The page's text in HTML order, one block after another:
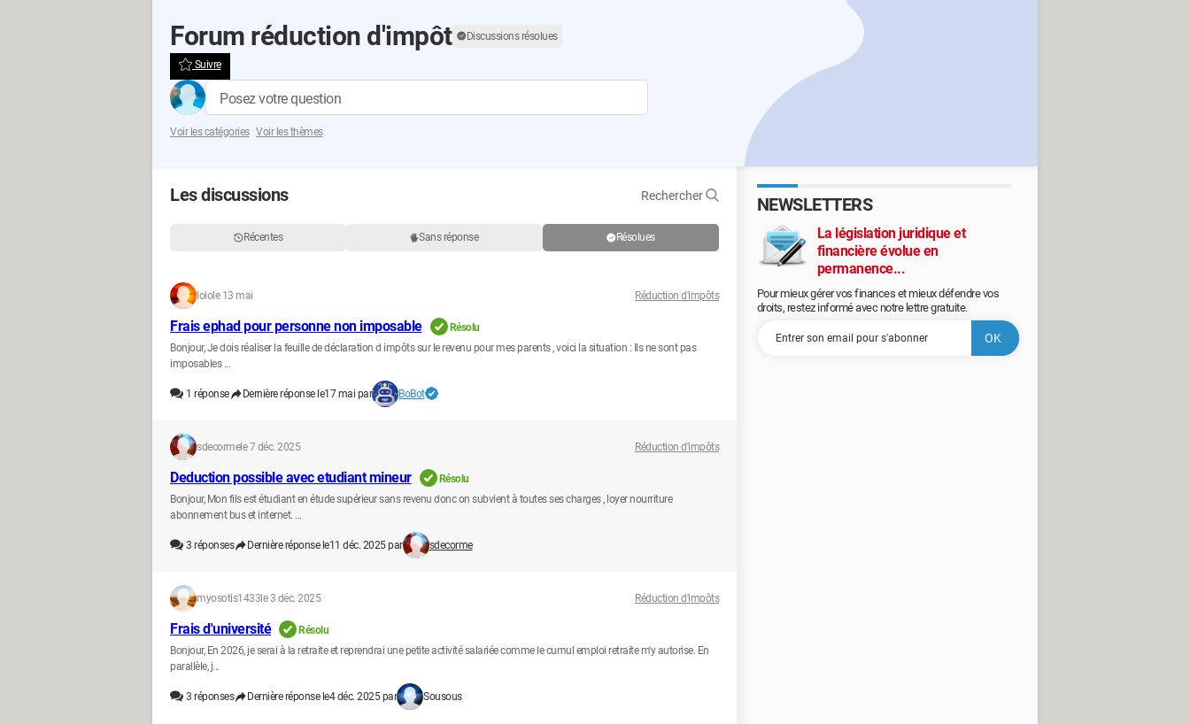
Forum réduction d'impôt Discussions résolues
Suivre
Posez votre question
Voir les catégories Voir les thèmes
Les discussions Rechercher
Récentes Sans réponse Résolues
lolole 13 mai Réduction d'impôts
Frais ephad pour personne non imposable
Résolu
Bonjour, Je dois réaliser la feuille de déclaration d impôts sur le revenu pour mes parents , voici la situation : Ils ne sont pas
imposables ...
1 réponse Dernière réponse le17 mai par BoBot
sdecormele 7 déc. 2025 Réduction d'impôts
Deduction possible avec etudiant mineur
Résolu
Bonjour, Mon fils est étudiant en étude supérieur sans revenu donc on subvient à toutes ses charges , loyer nourriture
abonnement bus et internet. ...
3 réponses Dernière réponse le11 déc. 2025 par sdecorme
myosotis1433 le 3 déc. 2025 Réduction d'impôts
Frais d'université
Résolu
Bonjour, En 2026, je serai à la retraite et reprendrai une petite activité salariée comme le cumul emploi retraite m'y autorise. En
parallèle, j...
3 réponses Dernière réponse le4 déc. 2025 par Sousous
NEWSLETTERS
La législation juridique et
financière évolue en
permanence...
Pour mieux gérer vos finances et mieux défendre vos
droits, restez informé avec notre lettre gratuite.